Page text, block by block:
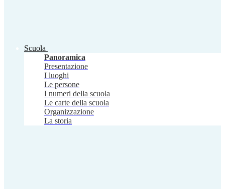
Scuola
Panoramica
Presentazione
I luoghi
Le persone
I numeri della scuola
Le carte della scuola
Organizzazione
La storia